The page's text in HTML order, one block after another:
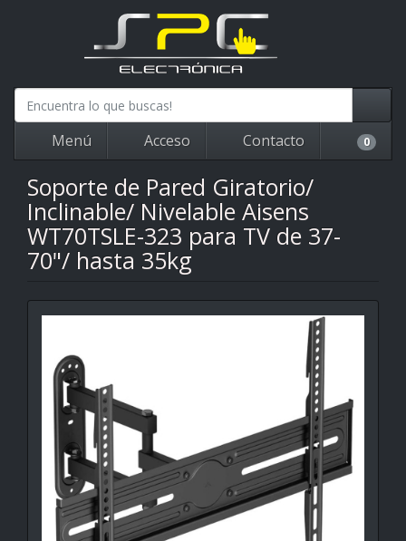
Menú Acceso Contacto 0
Soporte de Pared Giratorio/
Inclinable/ Nivelable Aisens
WT70TSLE-323 para TV de 37-
70"/ hasta 35kg